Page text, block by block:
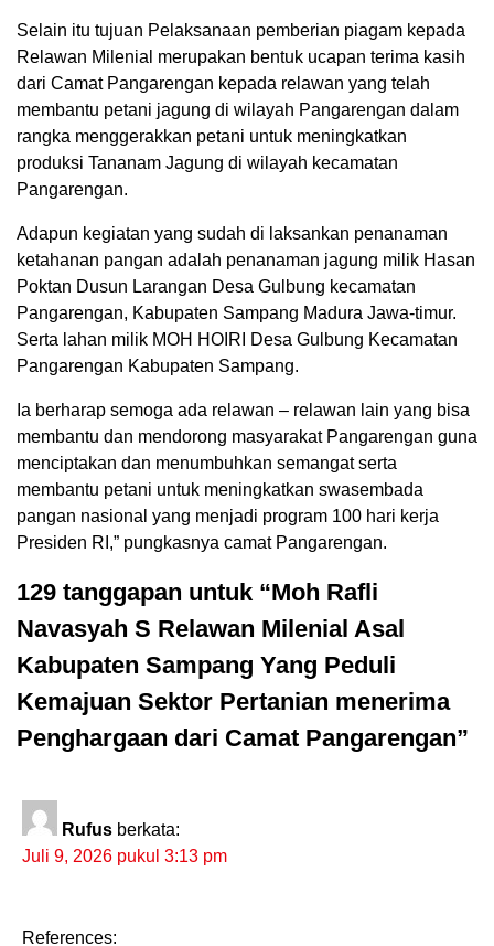
Selain itu tujuan Pelaksanaan pemberian piagam kepada
Relawan Milenial merupakan bentuk ucapan terima kasih
dari Camat Pangarengan kepada relawan yang telah
membantu petani jagung di wilayah Pangarengan dalam
rangka menggerakkan petani untuk meningkatkan
produksi Tananam Jagung di wilayah kecamatan
Pangarengan.
Adapun kegiatan yang sudah di laksankan penanaman
ketahanan pangan adalah penanaman jagung milik Hasan
Poktan Dusun Larangan Desa Gulbung kecamatan
Pangarengan, Kabupaten Sampang Madura Jawa-timur.
Serta lahan milik MOH HOIRI Desa Gulbung Kecamatan
Pangarengan Kabupaten Sampang.
Ia berharap semoga ada relawan – relawan lain yang bisa
membantu dan mendorong masyarakat Pangarengan guna
menciptakan dan menumbuhkan semangat serta
membantu petani untuk meningkatkan swasembada
pangan nasional yang menjadi program 100 hari kerja
Presiden RI,” pungkasnya camat Pangarengan.
129 tanggapan untuk “Moh Rafli
Navasyah S Relawan Milenial Asal
Kabupaten Sampang Yang Peduli
Kemajuan Sektor Pertanian menerima
Penghargaan dari Camat Pangarengan”
Rufus berkata:
Juli 9, 2026 pukul 3:13 pm
References: